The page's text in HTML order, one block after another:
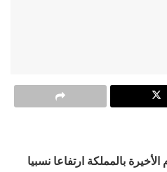
بالمملكة ارتفاعا نسبيا